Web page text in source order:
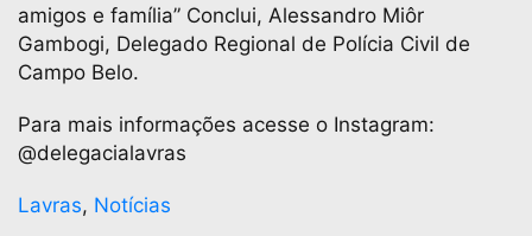
amigos e família” Conclui, Alessandro Miôr
Gambogi, Delegado Regional de Polícia Civil de
Campo Belo.
Para mais informações acesse o Instagram:
@delegacialavras
Lavras, Notícias